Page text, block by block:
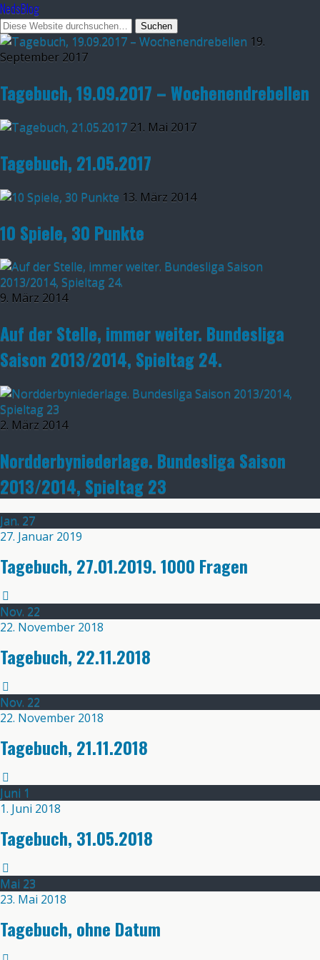
NedsBlog
19.
September 2017
Tagebuch, 19.09.2017 – Wochenendrebellen
21. Mai 2017
Tagebuch, 21.05.2017
13. März 2014
10 Spiele, 30 Punkte
9. März 2014
Auf der Stelle, immer weiter. Bundesliga
Saison 2013/2014, Spieltag 24.
2. März 2014
Nordderbyniederlage. Bundesliga Saison
2013/2014, Spieltag 23
Jan. 27
27. Januar 2019
Tagebuch, 27.01.2019. 1000 Fragen
Nov. 22
22. November 2018
Tagebuch, 22.11.2018
Nov. 22
22. November 2018
Tagebuch, 21.11.2018
Juni 1
1. Juni 2018
Tagebuch, 31.05.2018
Mai 23
23. Mai 2018
Tagebuch, ohne Datum